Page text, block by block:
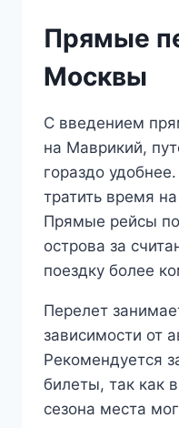
Прямые
Москвы
С введением
на Маврикий,
гораздо
тратить время
Прямые рейсы
острова за
поездку более
Перелет
зависимости от
Рекомендуется
билеты, так как
сезона места